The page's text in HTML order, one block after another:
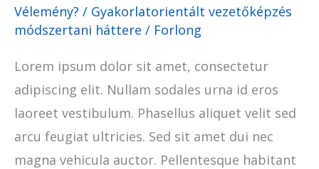
Vélemény? / Gyakorlatorientált vezetőképzés
módszertani háttere / Forlong
Lorem ipsum dolor sit amet, consectetur
adipiscing elit. Nullam sodales urna id eros
laoreet vestibulum. Phasellus aliquet velit sed
arcu feugiat ultricies. Sed sit amet dui nec
magna vehicula auctor. Pellentesque habitant